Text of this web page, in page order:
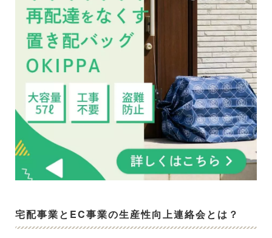
宅配事業とEC事業の生産性向上連絡会とは？